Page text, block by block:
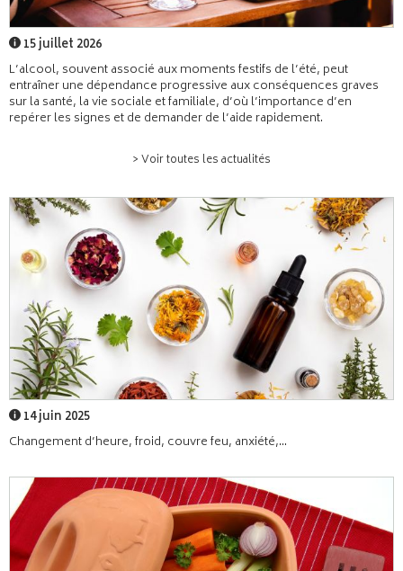
15 juillet 2026
L’alcool, souvent associé aux moments festifs de l’été, peut
entraîner une dépendance progressive aux conséquences graves
sur la santé, la vie sociale et familiale, d’où l’importance d’en
repérer les signes et de demander de l’aide rapidement.
> Voir toutes les actualités
14 juin 2025
Changement d’heure, froid, couvre feu, anxiété,...